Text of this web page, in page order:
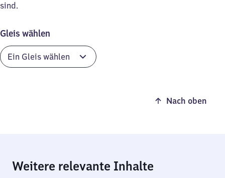
sind.
Gleis wählen
Nach oben
Weitere relevante Inhalte